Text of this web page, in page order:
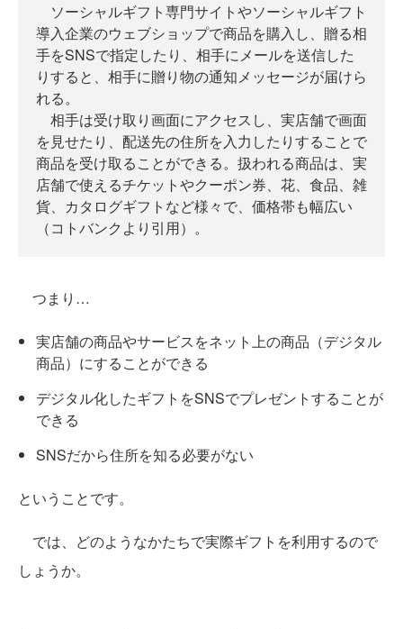
ソーシャルギフト専門サイトやソーシャルギフト
導入企業のウェブショップで商品を購入し、贈る相
手をSNSで指定したり、相手にメールを送信した
りすると、相手に贈り物の通知メッセージが届けら
れる。
相手は受け取り画面にアクセスし、実店舗で画面
を見せたり、配送先の住所を入力したりすることで
商品を受け取ることができる。扱われる商品は、実
店舗で使えるチケットやクーポン券、花、食品、雑
貨、カタログギフトなど様々で、価格帯も幅広い
（コトバンクより引用）。
つまり…
実店舗の商品やサービスをネット上の商品（デジタル
商品）にすることができる
デジタル化したギフトをSNSでプレゼントすることが
できる
SNSだから住所を知る必要がない
ということです。
では、どのようなかたちで実際ギフトを利用するので
しょうか。